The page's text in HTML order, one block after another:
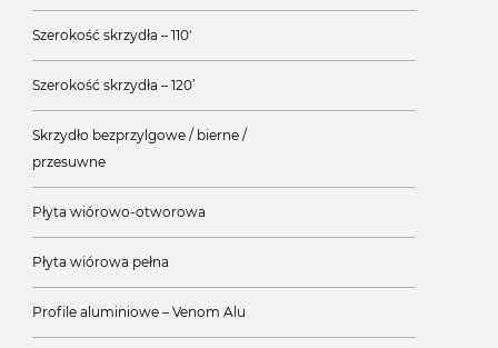
Szerokość skrzydła – 110'
Szerokość skrzydła – 120’
Skrzydło bezprzylgowe / bierne /
przesuwne
Płyta wiórowo-otworowa
Płyta wiórowa pełna
Profile aluminiowe – Venom Alu